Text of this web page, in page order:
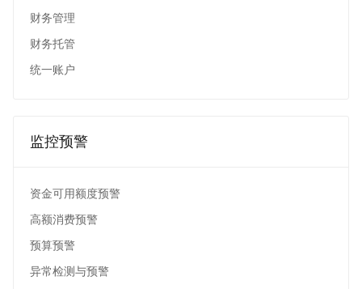
财务管理
财务托管
统一账户
监控预警
资金可用额度预警
高额消费预警
预算预警
异常检测与预警